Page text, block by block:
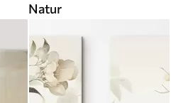
Natur